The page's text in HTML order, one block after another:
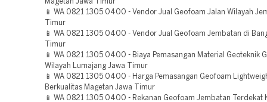
Magetan Jawa Timur
📱 WA 0821 1305 0400 - Vendor Jual Geofoam Jalan Wilayah
Timur
📱 WA 0821 1305 0400 - Vendor Jual Geofoam Jembatan di
Timur
📱 WA 0821 1305 0400 - Biaya Pemasangan Material Geoteknik
Wilayah Lumajang Jawa Timur
📱 WA 0821 1305 0400 - Harga Pemasangan Geofoam
Berkualitas Magetan Jawa Timur
📱 WA 0821 1305 0400 - Rekanan Geofoam Jembatan Terdekat